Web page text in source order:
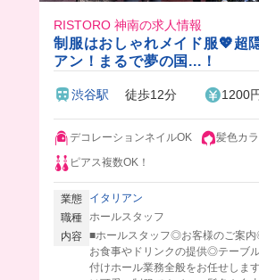
RISTORO 神南の求人情報
制服はおしゃれメイド服💖超
アン！まるで夢の国...！
渋谷駅 徒歩12分 1200
デコレーションネイルOK
髪色カ
ピアス複数OK！
業態
イタリアン
職種
ホールスタッフ
内容 ■ホールスタッフ◎お客様のご案
お食事やドリンクの提供◎テーブ
付けホール業務全般をお任せしま